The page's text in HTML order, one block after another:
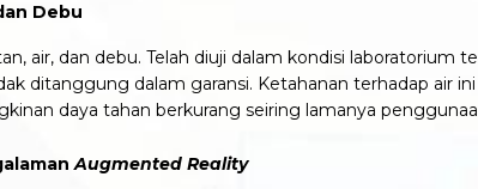
Debu
air, dan debu. Telah diuji dalam kondisi
ditanggung dalam garansi. Ketahanan terhadap air
daya tahan berkurang seiring lamanya
Augmented Reality